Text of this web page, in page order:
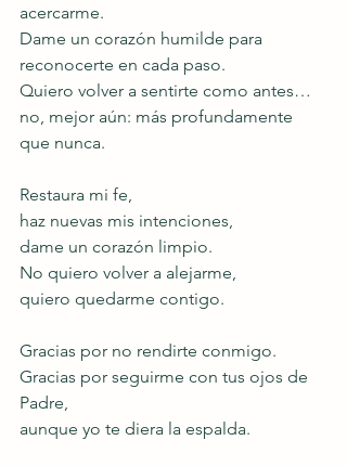
acercarme.
Dame un corazón humilde para
reconocerte en cada paso.
Quiero volver a sentirte como antes…
no, mejor aún: más profundamente
que nunca.
Restaura mi fe,
haz nuevas mis intenciones,
dame un corazón limpio.
No quiero volver a alejarme,
quiero quedarme contigo.
Gracias por no rendirte conmigo.
Gracias por seguirme con tus ojos de
Padre,
aunque yo te diera la espalda.